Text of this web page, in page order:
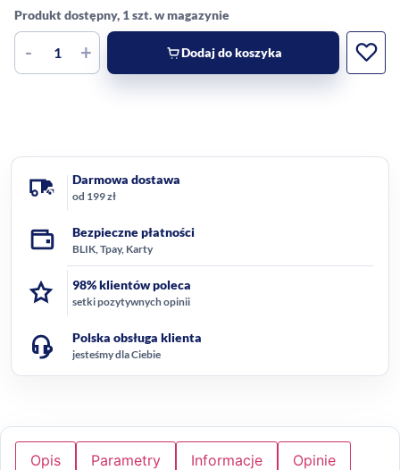
Produkt dostępny, 1 szt. w magazynie
- + Dodaj do koszyka
Darmowa dostawa
od 199 zł
Bezpieczne płatności
BLIK, Tpay, Karty
98% klientów poleca
setki pozytywnych opinii
Polska obsługa klienta
jesteśmy dla Ciebie
Opis Parametry Informacje Opinie